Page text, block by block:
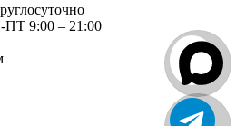
9:00 – 21:00